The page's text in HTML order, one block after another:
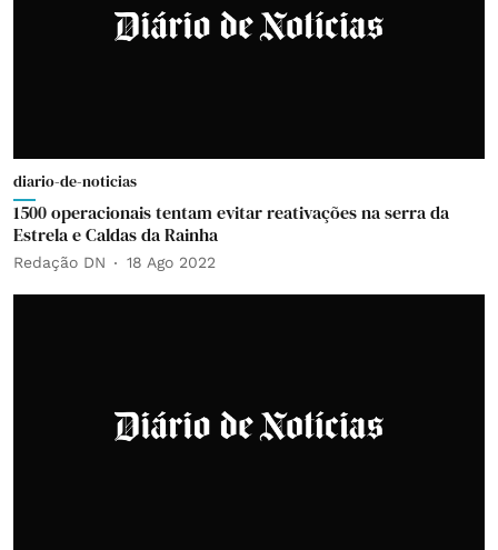
diario-de-noticias
1500 operacionais tentam evitar reativações na serra da
Estrela e Caldas da Rainha
Redação DN 18 Ago 2022